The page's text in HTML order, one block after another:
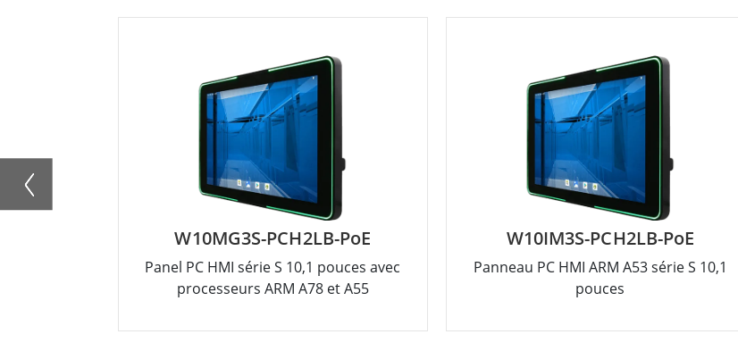
W10MG3S-PCH2LB-PoE
Panel PC HMI série S 10,1 pouces avec
processeurs ARM A78 et A55
W10IM3S-PCH2LB-PoE
Panneau PC HMI ARM A53 série S 10,1
pouces